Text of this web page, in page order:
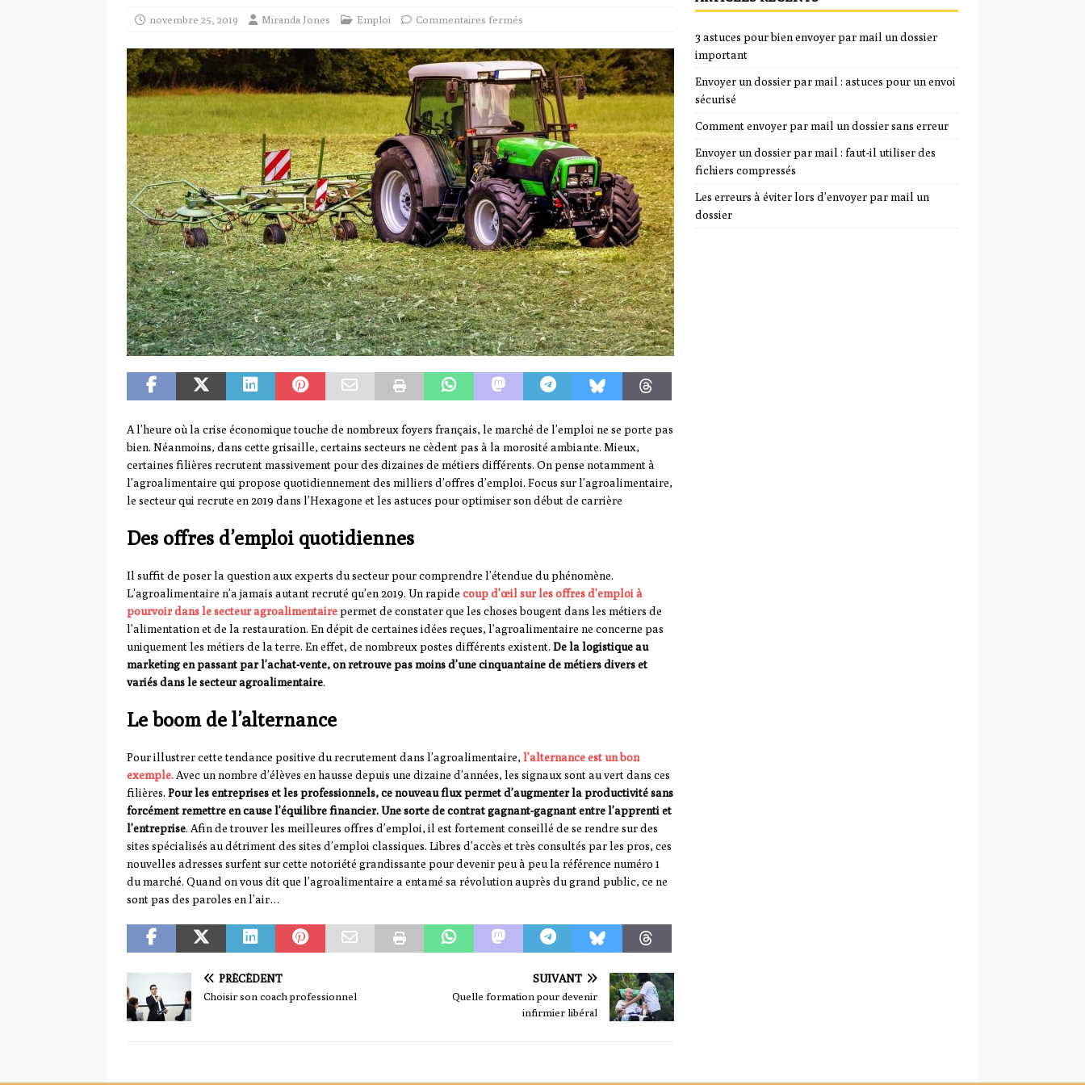
novembre 25, 2019 Miranda Jones Emploi Commentaires fermés
A l’heure où la crise économique touche de nombreux foyers français, le marché de l’emploi ne se porte pas
bien. Néanmoins, dans cette grisaille, certains secteurs ne cèdent pas à la morosité ambiante. Mieux,
certaines filières recrutent massivement pour des dizaines de métiers différents. On pense notamment à
l’agroalimentaire qui propose quotidiennement des milliers d’offres d’emploi. Focus sur l’agroalimentaire,
le secteur qui recrute en 2019 dans l’Hexagone et les astuces pour optimiser son début de carrière
Des offres d’emploi quotidiennes
Il suffit de poser la question aux experts du secteur pour comprendre l’étendue du phénomène.
L’agroalimentaire n’a jamais autant recruté qu’en 2019. Un rapide coup d’œil sur les offres d’emploi à
pourvoir dans le secteur agroalimentairepermet de constater que les choses bougent dans les métiers de
l’alimentation et de la restauration. En dépit de certaines idées reçues, l’agroalimentaire ne concerne pas
uniquement les métiers de la terre. En effet, de nombreux postes différents existent. De la logistique au
marketing en passant par l’achat-vente, on retrouve pas moins d’une cinquantaine de métiers divers et
variés dans le secteur agroalimentaire.
Le boom de l’alternance
Pour illustrer cette tendance positive du recrutement dans l’agroalimentaire, l’alternance est un bon
exemple. Avec un nombre d’élèves en hausse depuis une dizaine d’années, les signaux sont au vert dans ces
filières. Pour les entreprises et les professionnels, ce nouveau flux permet d’augmenter la productivité sans
forcément remettre en cause l’équilibre financier. Une sorte de contrat gagnant-gagnant entre l’apprenti et
l’entreprise. Afin de trouver les meilleures offres d’emploi, il est fortement conseillé de se rendre sur des
sites spécialisés au détriment des sites d’emploi classiques. Libres d’accès et très consultés par les pros, ces
nouvelles adresses surfent sur cette notoriété grandissante pour devenir peu à peu la référence numéro 1
du marché. Quand on vous dit que l’agroalimentaire a entamé sa révolution auprès du grand public, ce ne
sont pas des paroles en l’air…
PRÉCÉDENT
Choisir son coach professionnel
SUIVANT
Quelle formation pour devenir
infirmier libéral
3 astuces pour bien envoyer par mail un dossier
important
Envoyer un dossier par mail : astuces pour un envoi
sécurisé
Comment envoyer par mail un dossier sans erreur
Envoyer un dossier par mail : faut-il utiliser des
fichiers compressés
Les erreurs à éviter lors d’envoyer par mail un
dossier